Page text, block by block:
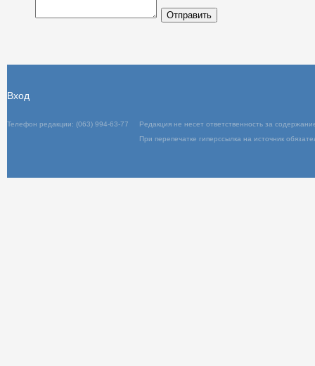
Отправить
Телефон редакции: (063) 994-63-77
При